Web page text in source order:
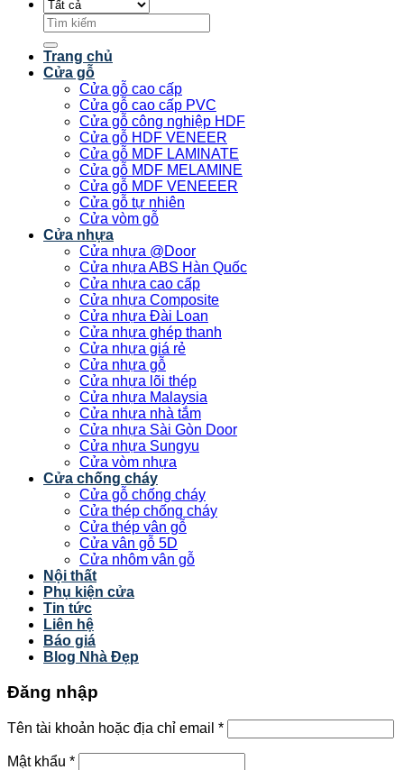
Tìm
kiếm:
Trang chủ
Cửa gỗ
Cửa gỗ cao cấp
Cửa gỗ cao cấp PVC
Cửa gỗ công nghiệp HDF
Cửa gỗ HDF VENEER
Cửa gỗ MDF LAMINATE
Cửa gỗ MDF MELAMINE
Cửa gỗ MDF VENEEER
Cửa gỗ tự nhiên
Cửa vòm gỗ
Cửa nhựa
Cửa nhựa @Door
Cửa nhựa ABS Hàn Quốc
Cửa nhựa cao cấp
Cửa nhựa Composite
Cửa nhựa Đài Loan
Cửa nhựa ghép thanh
Cửa nhựa giá rẻ
Cửa nhựa gỗ
Cửa nhựa lõi thép
Cửa nhựa Malaysia
Cửa nhựa nhà tắm
Cửa nhựa Sài Gòn Door
Cửa nhựa Sungyu
Cửa vòm nhựa
Cửa chống cháy
Cửa gỗ chống cháy
Cửa thép chống cháy
Cửa thép vân gỗ
Cửa vân gỗ 5D
Cửa nhôm vân gỗ
Nội thất
Phụ kiện cửa
Tin tức
Liên hệ
Báo giá
Blog Nhà Đẹp
Đăng nhập
Tên tài khoản hoặc địa chỉ email *
Mật khẩu *